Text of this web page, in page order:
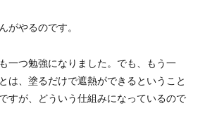
がやるのです。
一つ勉強になりました。でも、もう一
は、塗るだけで遮熱ができるということ
すが、どういう仕組みになっているので